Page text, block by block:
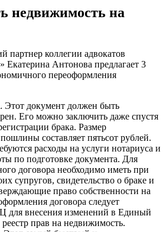
недвижимость на
партнер коллегии адвокатов
Екатерина Антонова предлагает 3
переоформления
Этот документ должен быть
Его можно заключить даже спустя
брака. Размер
составляет пятьсот рублей.
расходы на услуги нотариуса и
по подготовке документа. Для
договора необходимо иметь при
супругов, свидетельство о браке и
право собственности на
договора следует
для внесения изменений в Единый
прав на недвижимость.